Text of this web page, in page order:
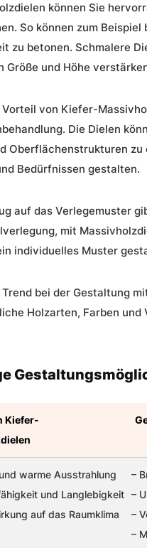
können Sie
So können zum
zu betonen. Schmalere
Größe und Höhe
von Kiefer-
Die Dielen
Oberflächenstrukturen zu
Bedürfnissen gestalten.
auf das Verlegemuster
mit
individuelles Muster
bei der Gestaltung
Holzarten, Farben
Kiefer-
warme Ausstrahlung
und Langlebigkeit
auf das Raumklima
–
–
–
–